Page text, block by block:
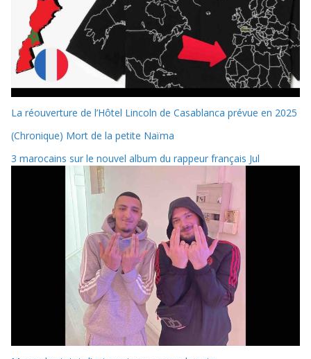
La réouverture de l’Hôtel Lincoln de Casablanca prévue en 2025
(Chronique) Mort de la petite Naïma
3 marocains sur le nouvel album du rappeur français Jul